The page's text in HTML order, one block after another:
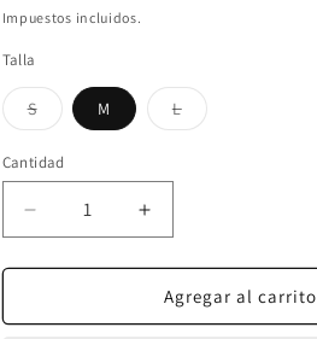
habitual
de
Impuestos incluidos.
Talla
SVariante
agotada
no
M LVariante
agotada
Cantidad
Reducir
cantidad
para
VESTIDO
Aumentar
cantidad
para
GARBIÑE
VESTIDO
Agregar al carrito